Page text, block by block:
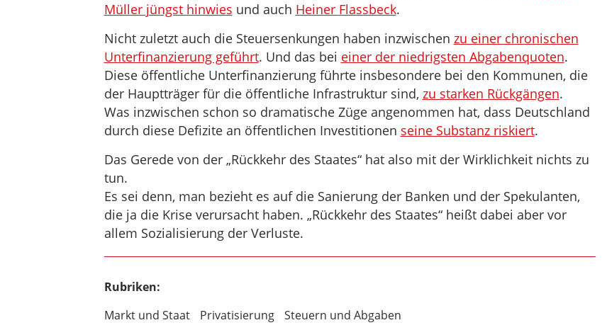
Müller jüngst hinwies und auch Heiner Flassbeck.
Nicht zuletzt auch die Steuersenkungen haben inzwischen zu einer chronischen
Unterfinanzierung geführt. Und das bei einer der niedrigsten Abgabenquoten.
Diese öffentliche Unterfinanzierung führte insbesondere bei den Kommunen, die
der Hauptträger für die öffentliche Infrastruktur sind, zu starken Rückgängen.
Was inzwischen schon so dramatische Züge angenommen hat, dass Deutschland
durch diese Defizite an öffentlichen Investitionen seine Substanz riskiert.
Das Gerede von der „Rückkehr des Staates“ hat also mit der Wirklichkeit nichts zu
tun.
Es sei denn, man bezieht es auf die Sanierung der Banken und der Spekulanten,
die ja die Krise verursacht haben. „Rückkehr des Staates“ heißt dabei aber vor
allem Sozialisierung der Verluste.
Rubriken:
Markt und Staat
Privatisierung Steuern und Abgaben